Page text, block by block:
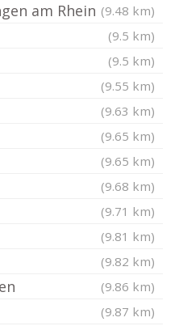
am Rhein (9.48 km)
(9.5 km)
(9.5 km)
(9.55 km)
(9.63 km)
(9.65 km)
(9.65 km)
(9.68 km)
(9.71 km)
(9.81 km)
(9.82 km)
(9.86 km)
(9.87 km)